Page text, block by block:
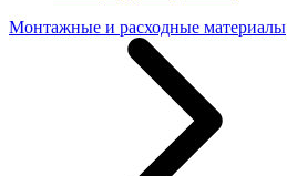
Монтажные и расходные материалы